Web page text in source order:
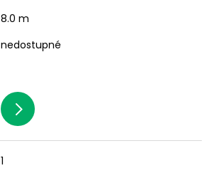
8.0 m
nedostupné
1